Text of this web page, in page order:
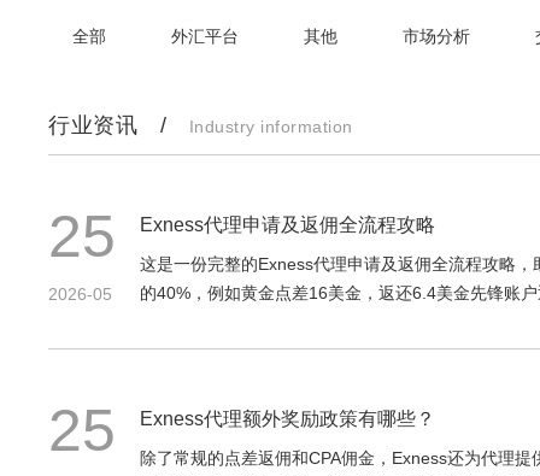
全部 外汇平台 其他 市场分析
行业资讯 / Industry information
25
2026-05
Exness代理申请及返佣全流程攻略
这是一份完整的Exness代理申请及返佣全流程攻略
的40%，例如黄金点差16美金，返还6.4美金先锋
25 Exness代理额外奖励政策有哪些？
除了常规的点差返佣和CPA佣金，Exness还为代理